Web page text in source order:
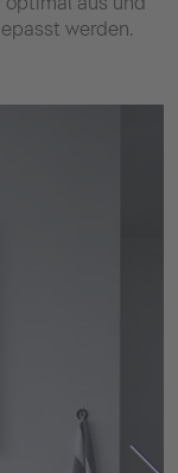
werden.